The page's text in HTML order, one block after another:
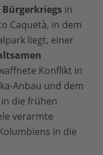
in
Caquetà, in dem
liegt, einer
Konflikt in
Anbau und dem
die frühen
verarmte
in die